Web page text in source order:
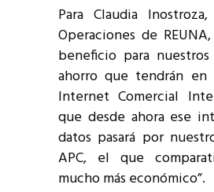
Para Claudia
Operaciones de
beneficio para
ahorro que tendrán
Internet Comercial
que desde ahora ese
datos pasará por
APC, el que
mucho más económico”.